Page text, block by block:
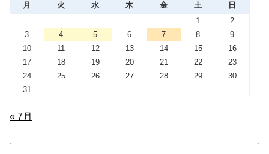
月 火 水 木 金 土
日
1
2
3
4 5 6 7 8
9
10
11 12 13 14 15
16
17
18 19 20 21 22
23
24
25 26 27 28 29
30
31
« 7月